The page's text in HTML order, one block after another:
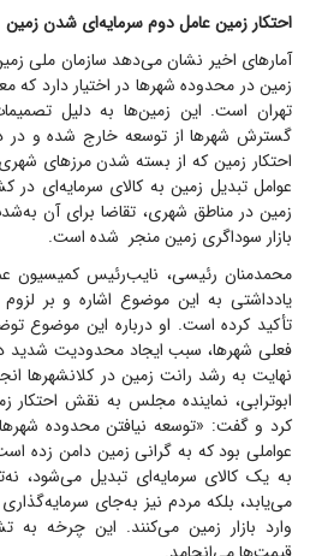
احتکار زمین عامل دوم سرمایه‌ای شدن زمین
تهران است. این زمین‌ها به دلیل
گسترش شهر‌ها از توسعه خارج شده و در
احتکار زمین که از بسته شدن مرز‌های
عوامل تبدیل زمین به کالای سرمایه‌ای
زمین در مناطق شهری، تقاضا برای آن
بازار سوداگری زمین منجر شده است.
محمدمنان رئیسی، نایب‌رئیس کمیسیون
یادداشتی به این موضوع اشاره و بر
تأکید کرده است. او درباره این موضوع
فعلی شهرها، سبب ایجاد محدودیت شدید
نهایت به رشد رانت زمین در کلانشهر‌ها
ابوترابی، نماینده مجلس به نقش
کرد و گفت: «توسعه نیافتن محدوده
عواملی بود که به گرانی زمین دامن زده
به یک کالای سرمایه‌ای تبدیل می‌شود،
می‌یابد، بلکه مردم نیز به‌جای
وارد بازار زمین می‌کنند. این چرخه